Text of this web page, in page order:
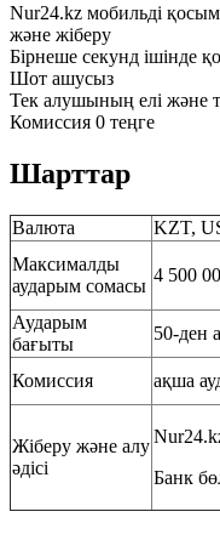
Nur24.kz мобильді
және жіберу
Бірнеше секунд ішінде
Шот ашусыз
Тек алушының елі және
Комиссия 0 теңге
Шарттар
Валюта
KZT,
Максималды
аударым сомасы
4 500
Аударым
бағыты
50-ден
Комиссия ақша
Жіберу және алу
әдісі
Банк